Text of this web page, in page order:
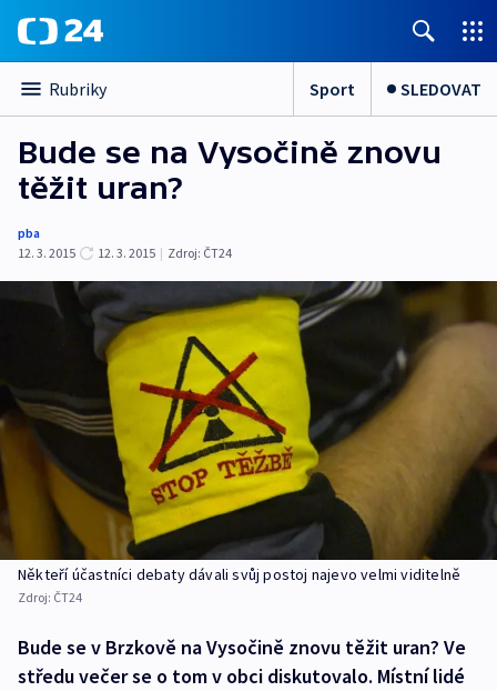
Rubriky Sport SLEDOVAT
Bude se na Vysočině znovu
těžit uran?
pba
12. 3. 2015
12. 3. 2015 | Zdroj: ČT24
Někteří účastníci debaty dávali svůj postoj najevo velmi viditelně
Zdroj: ČT24
Bude se v Brzkově na Vysočině znovu těžit uran? Ve
středu večer se o tom v obci diskutovalo. Místní lidé